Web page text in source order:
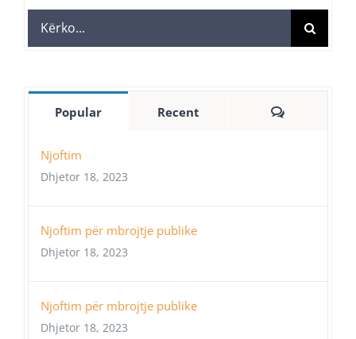
Search
for:
Popular Recent Comments
Njoftim
Dhjetor 18, 2023
Njoftim për mbrojtje publike
Dhjetor 18, 2023
Njoftim për mbrojtje publike
Dhjetor 18, 2023